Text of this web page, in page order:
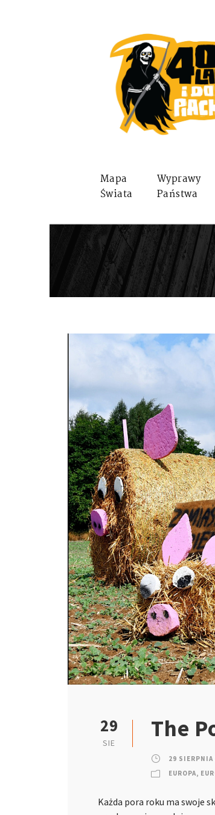
Mapa
Świata
Wyprawy
Państwa
29
SIE
The
29 SIERPNIA
EUROPA,
Każda pora roku ma swoje